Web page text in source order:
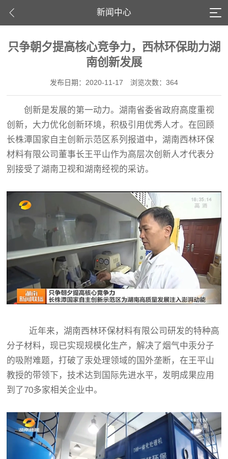
新闻中心
只争朝夕提高核心竞争力，西林环保助力湖
南创新发展
发布日期：2020-11-17 浏览次数：364
创新是发展的第一动力。湖南省委省政府高度重视
创新，大力优化创新环境，积极引用优秀人才。在回顾
长株潭国家自主创新示范区系列报道中，湖南西林环保
材料有限公司董事长王平山作为高层次创新人才代表分
别接受了湖南卫视和湖南经视的采访。
近年来，湖南西林环保材料有限公司研发的特种高
分子材料，现已实现规模化生产，解决了烟气中汞分子
的吸附难题，打破了汞处理领域的国外垄断，在王平山
教授的带领下，技术达到国际先进水平，发明成果应用
到了70多家相关企业中。